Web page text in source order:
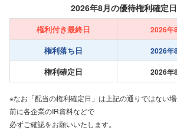
2026年8月の優待権利確定
権利付き最終日 2026年
権利落ち日 2026年
権利確定日 2026年
※なお「配当の権利確定日」は上記の通りではない
前に各企業のIR資料などで
必ずご確認をお願いいたします。